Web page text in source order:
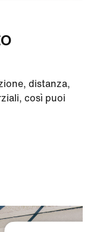
distanza,
così puoi